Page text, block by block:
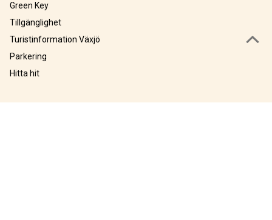
Green Key
Tillgänglighet
Turistinformation Växjö
Parkering
Hitta hit